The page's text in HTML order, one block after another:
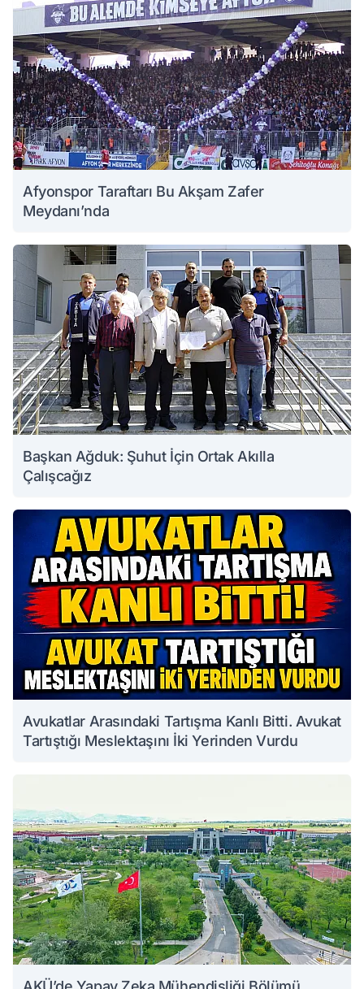
Afyonspor Taraftarı Bu Akşam Zafer
Meydanı’nda
Başkan Ağduk: Şuhut İçin Ortak Akılla
Çalışcağız
Avukatlar Arasındaki Tartışma Kanlı Bitti. Avukat
Tartıştığı Meslektaşını İki Yerinden Vurdu